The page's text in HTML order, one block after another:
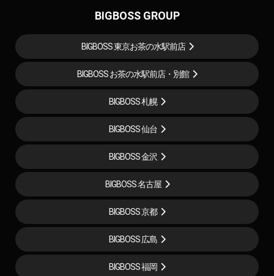
BIGBOSS GROUP
BIGBOSS 東京お茶の水駅前店
BIGBOSS お茶の水駅前店・別館
BIGBOSS 札幌
BIGBOSS 仙台
BIGBOSS 金沢
BIGBOSS 名古屋
BIGBOSS 京都
BIGBOSS 広島
BIGBOSS 福岡